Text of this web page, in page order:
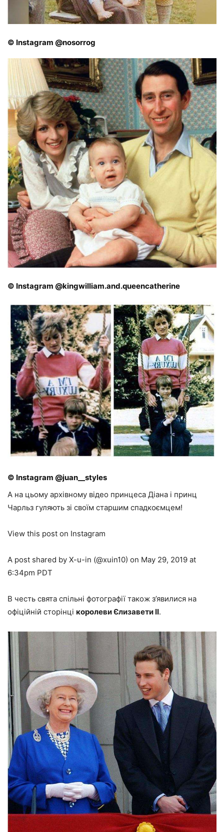
© Instagram @nosorrog
© Instagram @kingwilliam.and.queencatherine
© Instagram @juan__styles
А на цьому архівному відео принцеса Діана і принц
Чарльз гуляють зі своїм старшим спадкоємцем!
View this post on Instagram
A post shared by X-u-in (@xuin10) on May 29, 2019 at
6:34pm PDT
В честь свята спільні фотографії також з’явилися на
офіційній сторінці королеви Єлизавети II.